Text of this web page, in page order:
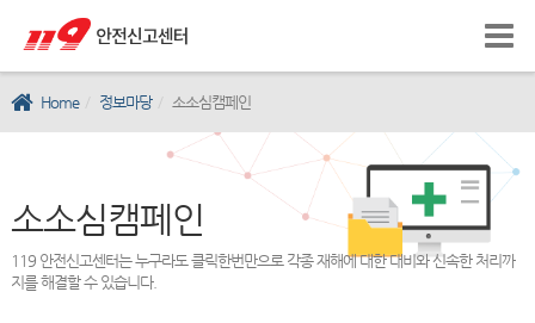
Home 정보마당 소소심캠페인
소소심캠페인
119 안전신고센터는 누구라도 클릭한번만으로 각종 재해에 대한 대비와 신속한 처리까
지를 해결할 수 있습니다.